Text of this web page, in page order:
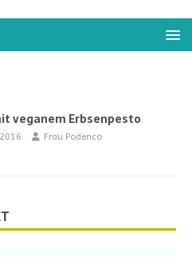
veganem Erbsenpesto
Frau Podenco